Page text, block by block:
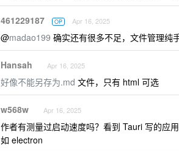
461229187 OP Apr 16, 2025
@madao199 确实还有很多不足，文件管理纯
Hansah Apr 16, 2025
好像不能另存为.md 文件，只有 html 可选
w568w Apr 16, 2025
作者有测量过启动速度吗？看到 Tauri 写的应
如 electron